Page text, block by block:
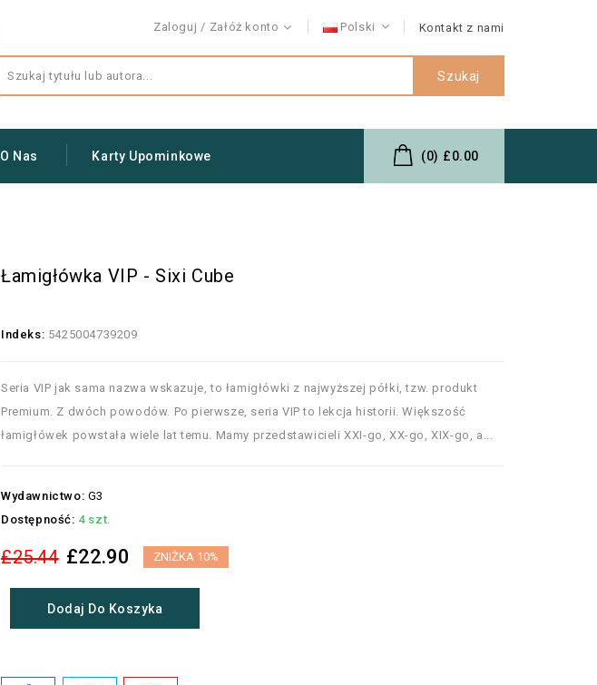
Zaloguj Załóż konto Polski Kontakt z nami
Szukaj
O Nas Karty Upominkowe (0) £0.00
Łamigłówka VIP - Sixi Cube
Indeks: 5425004739209
Seria VIP jak sama nazwa wskazuje, to łamigłówki z najwyższej półki, tzw. produkt
Premium. Z dwóch powodów. Po pierwsze, seria VIP to lekcja historii. Większość
łamigłówek powstała wiele lat temu. Mamy przedstawicieli XXI-go, XX-go, XIX-go, a...
Wydawnictwo: G3
Dostępność: 4 szt.
£25.44 £22.90 ZNIŻKA 10%
Dodaj Do Koszyka